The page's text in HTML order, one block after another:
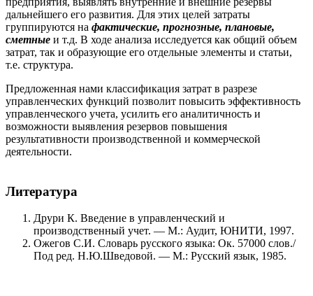
дальнейшего его развития. Для этих целей затраты
группируются на фактические, прогнозные, плановые,
сметные и т.д. В ходе анализа исследуется как общий объем
затрат, так и образующие его отдельные элементы и статьи,
т.е. структура.
Предложенная нами классификация затрат в разрезе
управленческих функций позволит повысить эффективность
управленческого учета, усилить его аналитичность и
возможности выявления резервов повышения
результативности производственной и коммерческой
деятельности.
Литература
Друри К. Введение в управленческий и
производственный учет. — М.: Аудит, ЮНИТИ, 1997.
Ожегов С.И. Словарь русского языка: Ок. 57000 слов./
Под ред. Н.Ю.Шведовой. — М.: Русский язык, 1985.